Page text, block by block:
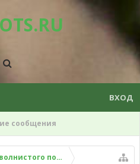
сообщения
ВХОД
попугая